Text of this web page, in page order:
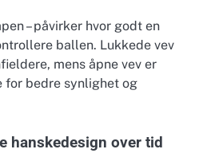
– påvirker hvor godt en
ballen. Lukkede vev
mens åpne vev er
for bedre synlighet og
hanskedesign over tid